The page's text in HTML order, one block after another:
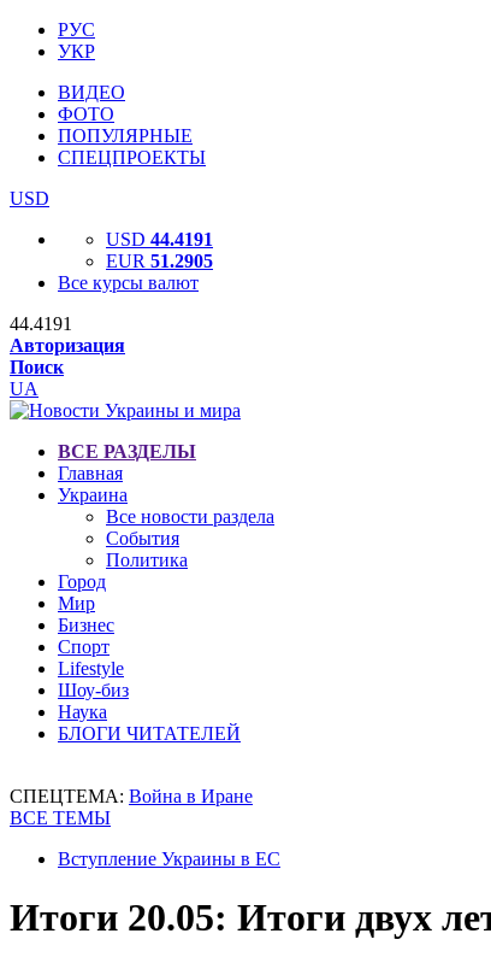
РУС
УКР
ВИДЕО
ФОТО
ПОПУЛЯРНЫЕ
СПЕЦПРОЕКТЫ
USD
USD 44.4191
EUR 51.2905
Все курсы валют
44.4191
Авторизация
Поиск
UA
ВСЕ РАЗДЕЛЫ
Главная
Украина
Все новости раздела
События
Политика
Город
Мир
Бизнес
Спорт
Lifestyle
Шоу-биз
Наука
БЛОГИ ЧИТАТЕЛЕЙ
СПЕЦТЕМА: Война в Иране
ВСЕ ТЕМЫ
Вступление Украины в ЕС
Итоги 20.05: Итоги двух